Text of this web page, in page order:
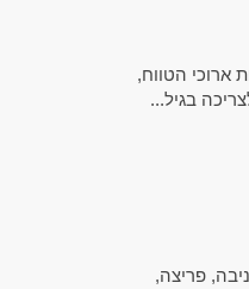
ארוכי הטווח,
בגיל...
פריצה,